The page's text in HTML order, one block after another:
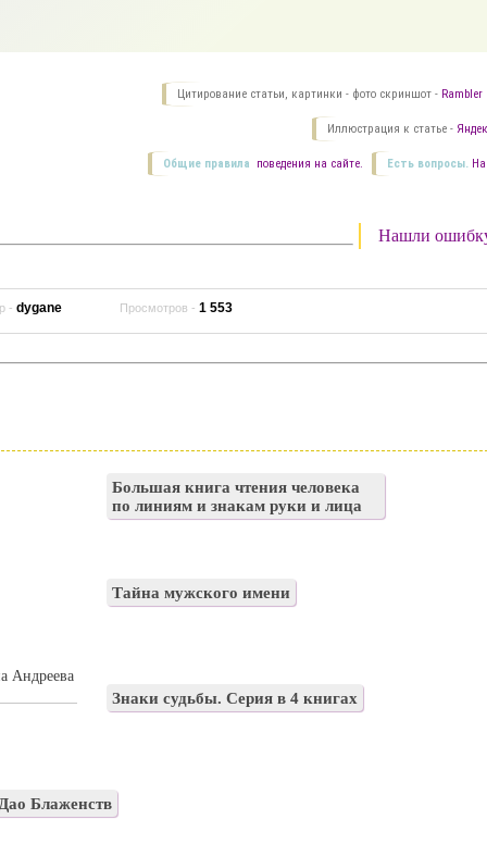
Цитирование статьи, картинки - фото скриншот - Rambler
Иллюстрация к статье -
Есть вопросы.
Общие правила поведения на сайте.
Нашли
-dygane Просмотров -1 553
Андреева
Большая книга чтения человека
по линиям и знакам руки и лица
Тайна мужского имени
Знаки судьбы. Серия в 4 книгах
Блаженств